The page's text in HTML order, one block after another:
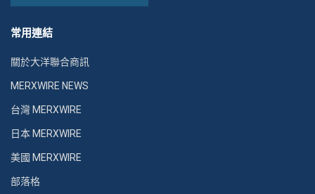
常用連結
關於大洋聯合商訊
MERXWIRE NEWS
台灣 MERXWIRE
日本 MERXWIRE
美國 MERXWIRE
部落格